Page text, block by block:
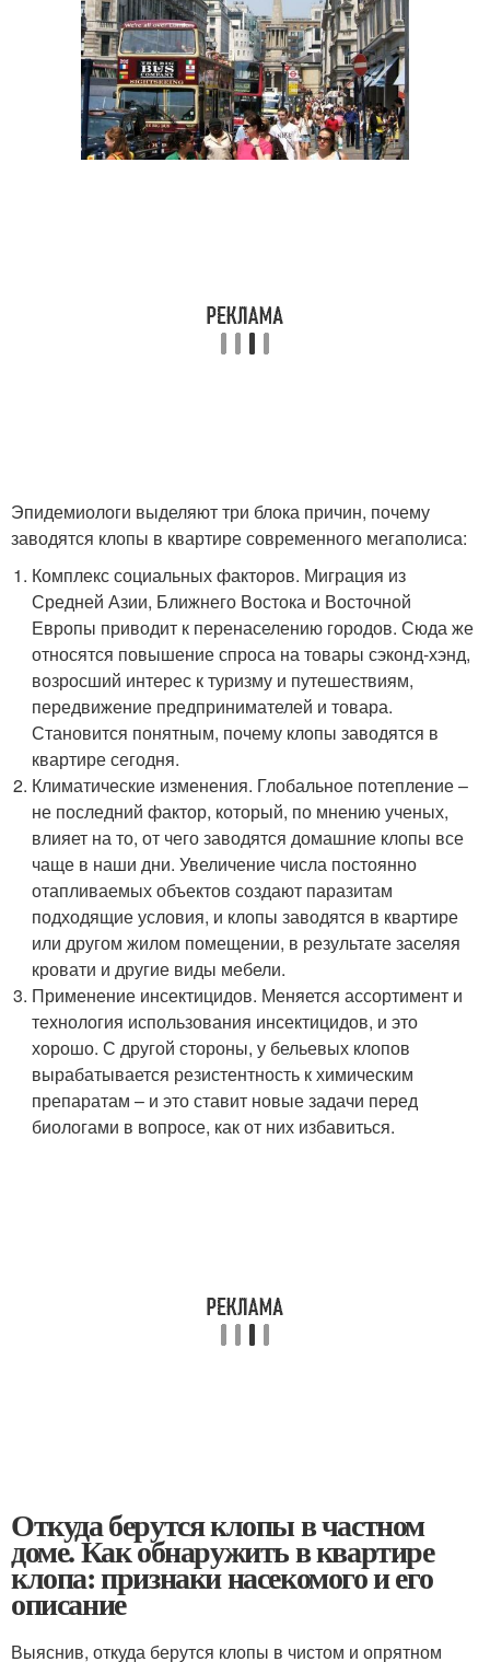
Эпидемиологи выделяют три блока причин, почему
заводятся клопы в квартире современного мегаполиса:
Комплекс социальных факторов. Миграция из
Средней Азии, Ближнего Востока и Восточной
Европы приводит к перенаселению городов. Сюда же
относятся повышение спроса на товары сэконд-хэнд,
возросший интерес к туризму и путешествиям,
передвижение предпринимателей и товара.
Становится понятным, почему клопы заводятся в
квартире сегодня.
Климатические изменения. Глобальное потепление –
не последний фактор, который, по мнению ученых,
влияет на то, от чего заводятся домашние клопы все
чаще в наши дни. Увеличение числа постоянно
отапливаемых объектов создают паразитам
подходящие условия, и клопы заводятся в квартире
или другом жилом помещении, в результате заселяя
кровати и другие виды мебели.
Применение инсектицидов. Меняется ассортимент и
технология использования инсектицидов, и это
хорошо. С другой стороны, у бельевых клопов
вырабатывается резистентность к химическим
препаратам – и это ставит новые задачи перед
биологами в вопросе, как от них избавиться.
Откуда берутся клопы в частном
доме. Как обнаружить в квартире
клопа: признаки насекомого и его
описание
Выяснив, откуда берутся клопы в чистом и опрятном